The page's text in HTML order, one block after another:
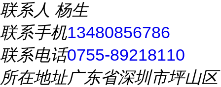
联系人 杨生
联系手机13480856786
联系电话0755-89218110
所在地址广东省深圳市坪山区